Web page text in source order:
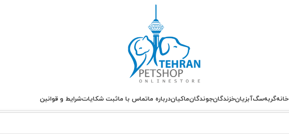
خانهگربهسگآبزیانخزندگانجوندگانماکیاندرباره ماتماس با ماثبت شکایاتشرایط و قوانین